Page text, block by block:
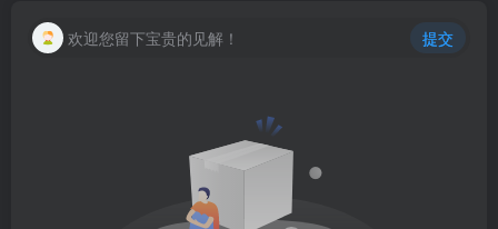
欢迎您留下宝贵的见解！ 提交